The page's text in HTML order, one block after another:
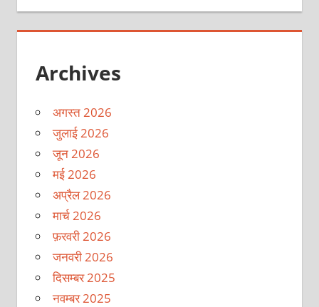
Archives
अगस्त 2026
जुलाई 2026
जून 2026
मई 2026
अप्रैल 2026
मार्च 2026
फ़रवरी 2026
जनवरी 2026
दिसम्बर 2025
नवम्बर 2025